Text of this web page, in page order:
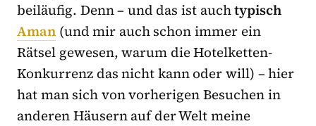
beiläufig. Denn – und das ist auchtypisch
Aman (und mir auch schon immer ein
Rätsel gewesen, warum die Hotelketten-
Konkurrenz das nicht kann oder will) – hier
hat man sich von vorherigen Besuchen in
anderen Häusern auf der Welt meine